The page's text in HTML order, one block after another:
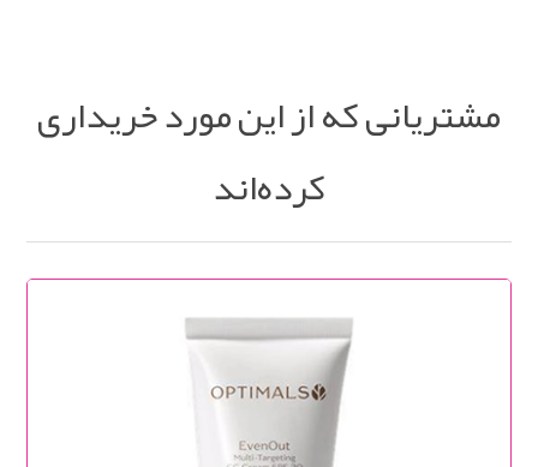
مشتریانی که از این مورد خریداری
کرده‌اند